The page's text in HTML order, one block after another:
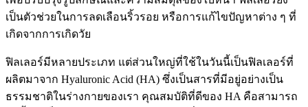
เป็นตัวช่วยในการลดเลือนริ้วรอย หรือการแก้ไขปัญหาต่าง ๆ ที่
เกิดจากการเกิดวัย
ฟิลเลอร์มีหลายประเภท แต่ส่วนใหญ่ที่ใช้ในวันนี้เป็นฟิลเลอร์ที่
ผลิตมาจาก Hyaluronic Acid (HA) ซึ่งเป็นสารที่มีอยู่อย่างเป็น
ธรรมชาติในร่างกายของเรา คุณสมบัติที่ดีของ HA คือสามารถ